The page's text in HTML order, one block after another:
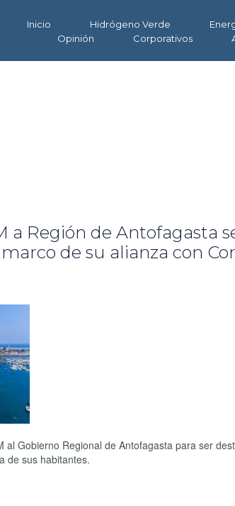
Inicio Hidrógeno Verde
Opinión
Corporativos
a Región de Antofagasta
de su alianza con
al Gobierno Regional de Antofagasta para ser
de sus habitantes.